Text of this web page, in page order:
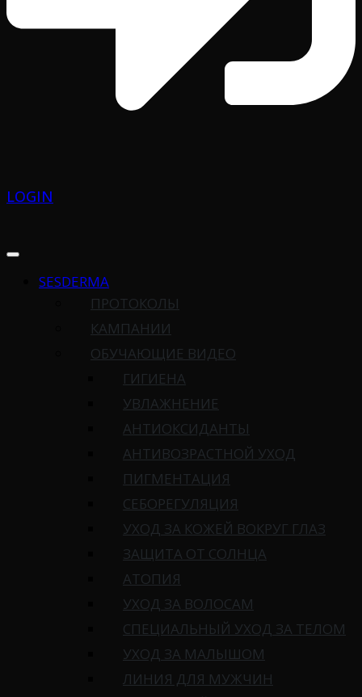
LOGIN
SESDERMA
ПРОТОКОЛЫ
КАМПАНИИ
ОБУЧАЮЩИЕ ВИДЕО
ГИГИЕНА
УВЛАЖНЕНИЕ
АНТИОКСИДАНТЫ
АНТИВОЗРАСТНОЙ УХОД
ПИГМЕНТАЦИЯ
СЕБОРЕГУЛЯЦИЯ
УХОД ЗА КОЖЕЙ ВОКРУГ ГЛАЗ
ЗАЩИТА ОТ СОЛНЦА
АТОПИЯ
УХОД ЗА ВОЛОСАМ
СПЕЦИАЛЬНЫЙ УХОД ЗА ТЕЛОМ
УХОД ЗА МАЛЫШОМ
ЛИНИЯ ДЛЯ МУЖЧИН